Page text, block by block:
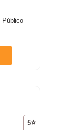
Público
5⭐